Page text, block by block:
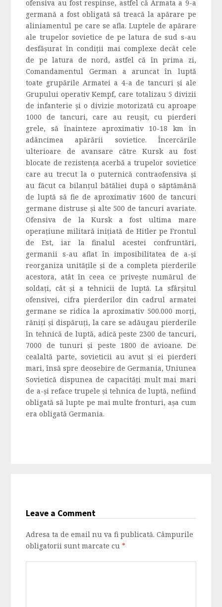
ofensiva au fost respinse, astfel că Armata a 9-a
germană a fost obligată să treacă la apărare pe
aliniamentul pe care se afla. Luptele de apărare
ale trupelor sovietice de pe latura de sud s-au
desfăşurat în condiţii mai complexe decât cele
de pe latura de nord, astfel că în prima zi,
Comandamentul German a aruncat în luptă
toate grupările Armatei a 4-a de tancuri şi ale
Grupului operativ Kempf, care totalizau 5 divizii
de infanterie şi o divizie motorizată cu aproape
1000 de tancuri, care au reuşit, cu pierderi
grele, să înainteze aproximativ 10-18 km în
adâncimea apărării sovietice. Încercările
ulterioare de avansare către Kursk au fost
blocate de rezistenţa acerbă a trupelor sovietice
care au trecut la o puternică contraofensiva și
au făcut ca bilanţul bătăliei după o săptămână
de luptă să fie de aproximativ 1600 de tancuri
germane distruse şi alte 500 de tancuri avariate.
Ofensiva de la Kursk a fost ultima mare
operaţiune militară iniţiată de Hitler pe Frontul
de Est, iar la finalul acestei confruntări,
germanii s-au aflat în imposibilitatea de a-şi
reorganiza unităţile şi de a completa pierderile
acestora, atât în ceea ce priveşte numărul de
soldaţi, cât şi a tehnicii de luptă. La sfârşitul
ofensivei, cifra pierderilor din cadrul armatei
germane se ridica la aproximativ 500.000 morţi,
răniţi şi dispăruți, la care se adăugau pierderile
în tehnică de luptă, adică peste 2300 de tancuri,
7000 de tunuri şi peste 1800 de avioane. De
cealaltă parte, sovieticii au avut și ei pierderi
mari, însă spre deosebire de Germania, Uniunea
Sovietică dispunea de capacităţi mult mai mari
de a-şi reface trupele şi tehnica de luptă, nefiind
obligată să lupte pe mai multe fronturi, așa cum
era obligată Germania.
Leave a Comment
Adresa ta de email nu va fi publicată. Câmpurile
obligatorii sunt marcate cu*